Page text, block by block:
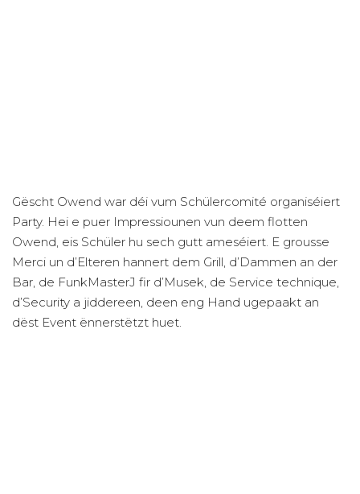
Gëscht Owend war déi vum Schülercomité organiséiert
Party. Hei e puer Impressiounen vun deem flotten
Owend, eis Schüler hu sech gutt ameséiert. E grousse
Merci un d’Elteren hannert dem Grill, d’Dammen an der
Bar, de FunkMasterJ fir d’Musek, de Service technique,
d’Security a jiddereen, deen eng Hand ugepaakt an
dëst Event ënnerstëtzt huet.